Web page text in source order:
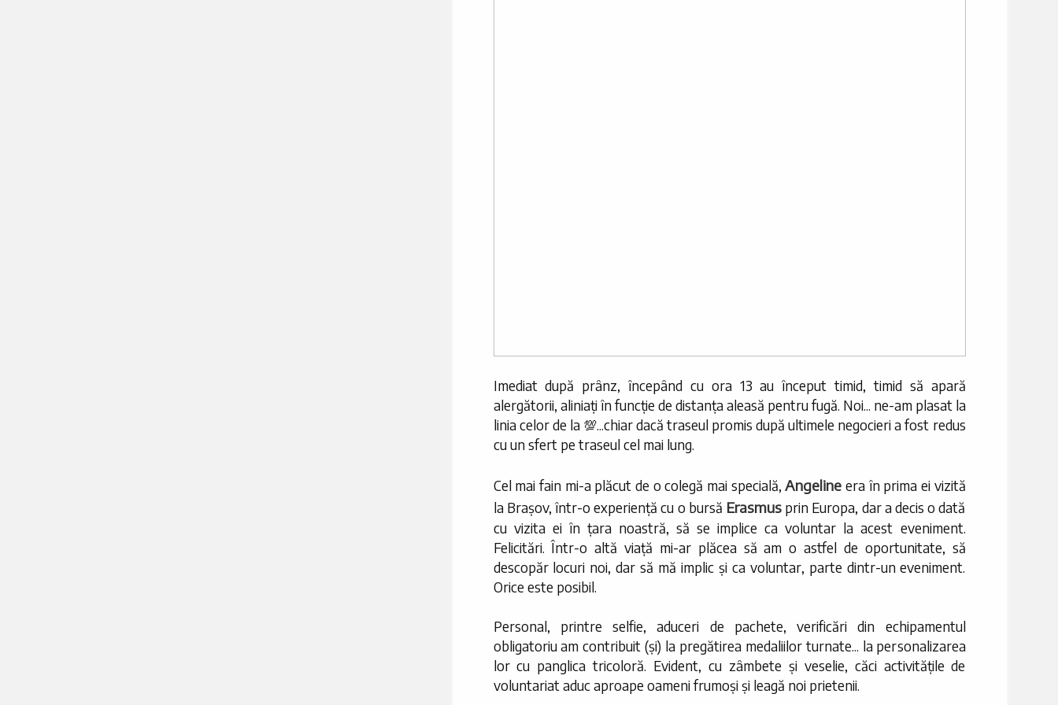
Imediat după prânz, începând cu ora 13 au început timid, timid să apară
alergătorii, aliniați în funcție de distanța aleasă pentru fugă. Noi... ne-am plasat la
linia celor de la 💯...chiar dacă traseul promis după ultimele negocieri a fost redus
cu un sfert pe traseul cel mai lung.
Cel mai fain mi-a plăcut de o colegă mai specială,Angeline era în prima ei vizită
la Brașov, într-o experiență cu o bursă Erasmus prin Europa, dar a decis o dată
cu vizita ei în țara noastră, să se implice ca voluntar la acest eveniment.
Felicitări. Într-o altă viață mi-ar plăcea să am o astfel de oportunitate, să
descopăr locuri noi, dar să mă implic și ca voluntar, parte dintr-un eveniment.
Orice este posibil.
Personal, printre selfie, aduceri de pachete, verificări din echipamentul
obligatoriu am contribuit (și) la pregătirea medaliilor turnate... la personalizarea
lor cu panglica tricoloră. Evident, cu zâmbete și veselie, căci activitățile de
voluntariat aduc aproape oameni frumoși și leagă noi prietenii.